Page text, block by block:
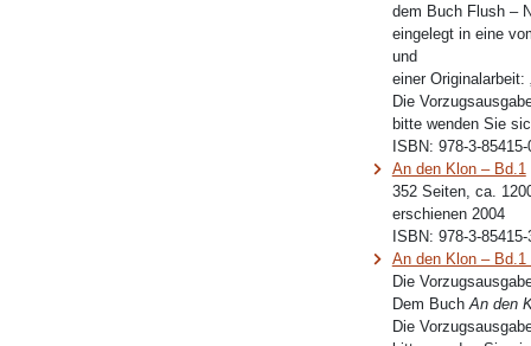
dem Buch Flush –
eingelegt in eine
und
einer
Die
bitte wenden Sie
ISBN: 978-3-85415-
An den Klon – Bd.1
352 Seiten, ca.
erschienen 2004
ISBN: 978-3-85415-
An den Klon – Bd.1
Die
Dem BuchAn den
Die